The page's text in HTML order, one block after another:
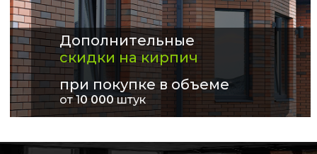
Дополнительные
скидки на кирпич
при покупке в объеме
от 10 000штук